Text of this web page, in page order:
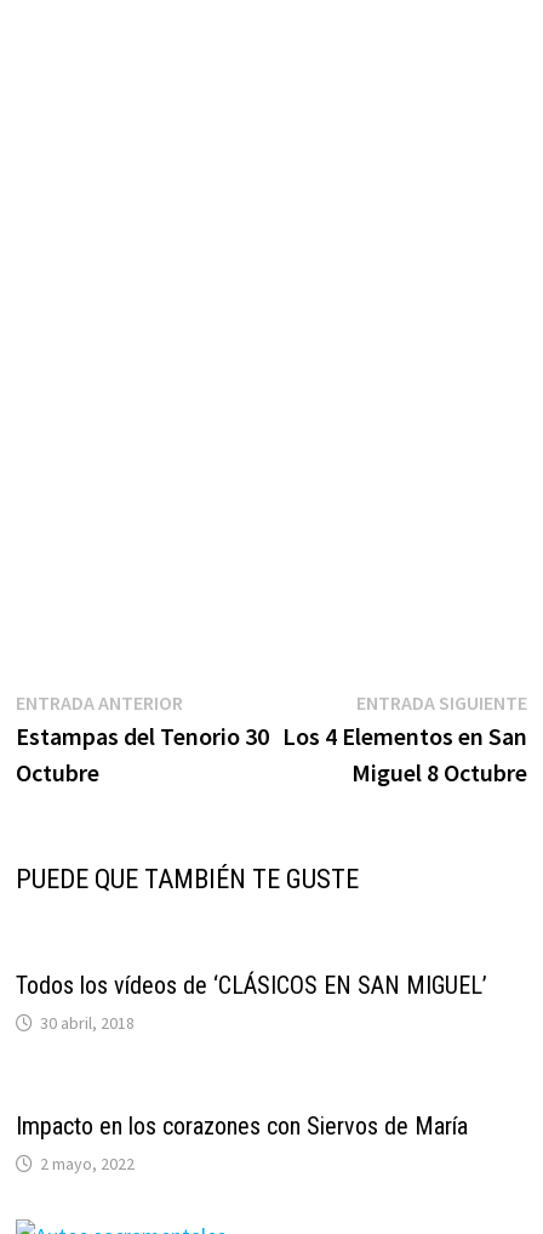
Navegación
de
ENTRADA ANTERIOREntrada
anterior:
Estampas del Tenorio 30
Octubre
ENTRADA SIGUIENTE
Los 4 Elementos en San
Miguel 8 Octubre
PUEDE QUE TAMBIÉN TE GUSTE
Todos los vídeos de ‘CLÁSICOS EN SAN MIGUEL’
30 abril, 2018
Impacto en los corazones con Siervos de María
2 mayo, 2022